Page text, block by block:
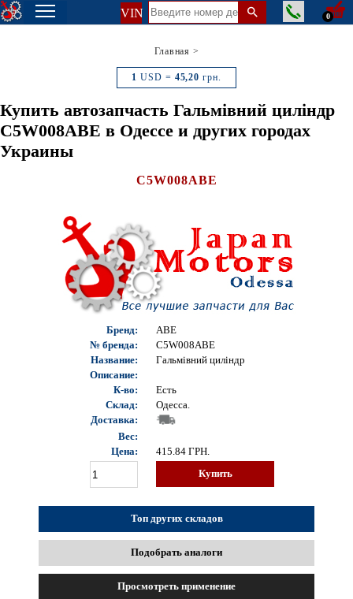
VIN 0
Главная >
1 USD = 45,20 грн.
Купить автозапчасть Гальмівний циліндр
C5W008ABE в Одессе и других городах
Украины
C5W008ABE
Бренд:
ABE
№ бренда:
C5W008ABE
Название:
Гальмівний циліндр
Описание:
К-во:
Есть
Склад:
Одесса.
Доставка:
Вес:
Цена:
415.84 ГРН.
Купить
Топ других складов
Подобрать аналоги
Просмотреть применение